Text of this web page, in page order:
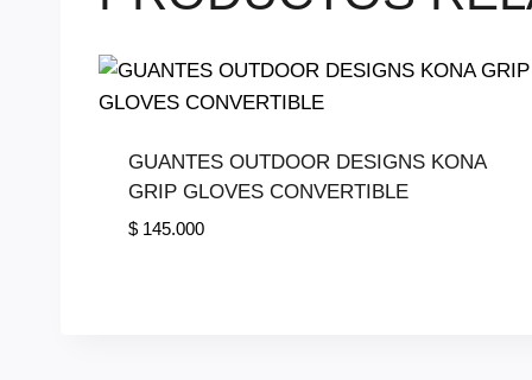
GUANTES OUTDOOR DESIGNS KONA
GRIP GLOVES CONVERTIBLE
$145.000